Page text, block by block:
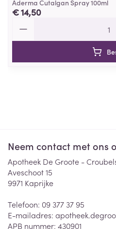
Aderma Cutalgan Spray 100ml
€ 14,50
Neem contact met ons
Apotheek De Groote -
Aveschoot 15
9971 Kaprijke
Telefoon: 09 377 37 95
E-mailadres:
APB nummer: 430901